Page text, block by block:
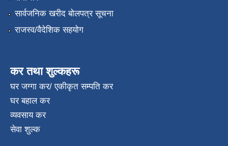
सार्वजनिक खरीद बोलपत्र सूचना
राजस्व/वैदेशिक सहयोग
कर तथा शुल्कहरू
घर जग्गा कर/ एकीकृत सम्पति कर
घर बहाल कर
व्यवसाय कर
सेवा शुल्क